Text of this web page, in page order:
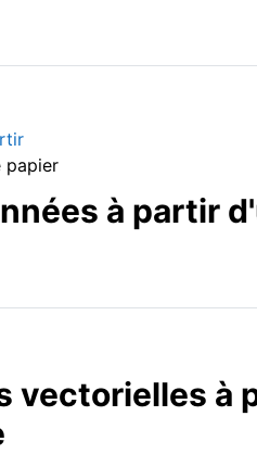
papier
à partir
vectorielles à